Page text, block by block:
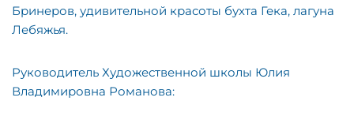
Бринеров, удивительной красоты бухта Гека, лагуна
Лебяжья.
Руководитель Художественной школы Юлия
Владимировна Романова: